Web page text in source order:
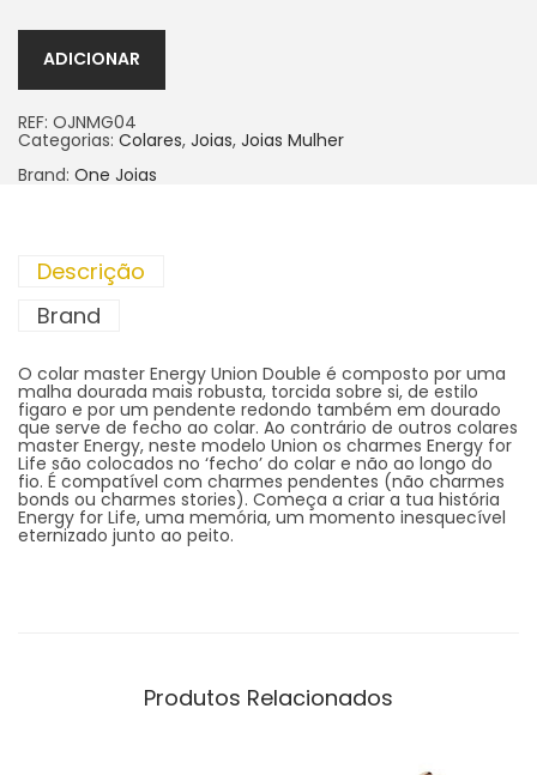
ADICIONAR
REF: OJNMG04
Categorias: Colares, Joias, Joias Mulher
Brand: One Joias
Descrição
Brand
O colar master Energy Union Double é composto por uma
malha dourada mais robusta, torcida sobre si, de estilo
figaro e por um pendente redondo também em dourado
que serve de fecho ao colar. Ao contrário de outros colares
master Energy, neste modelo Union os charmes Energy for
Life são colocados no ‘fecho’ do colar e não ao longo do
fio. É compatível com charmes pendentes (não charmes
bonds ou charmes stories). Começa a criar a tua história
Energy for Life, uma memória, um momento inesquecível
eternizado junto ao peito.
Produtos Relacionados